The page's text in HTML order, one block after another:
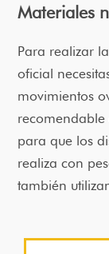
Materiales
Para realizar
oficial
movimientos
recomendable
para que los
realiza con
también